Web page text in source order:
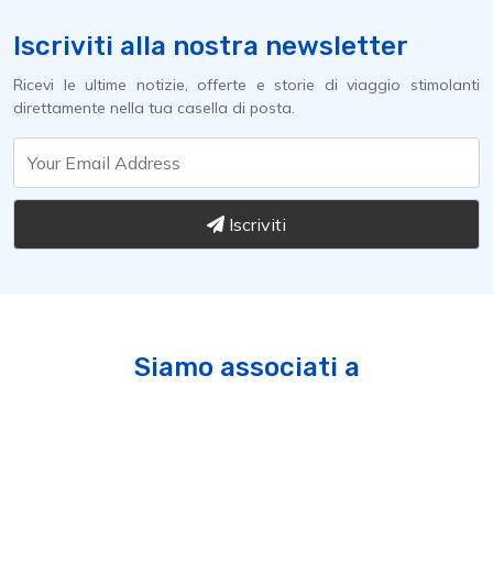
Iscriviti alla nostra newsletter
Ricevi le ultime notizie, offerte e storie di viaggio stimolanti
direttamente nella tua casella di posta.
Iscriviti
Siamo associati a